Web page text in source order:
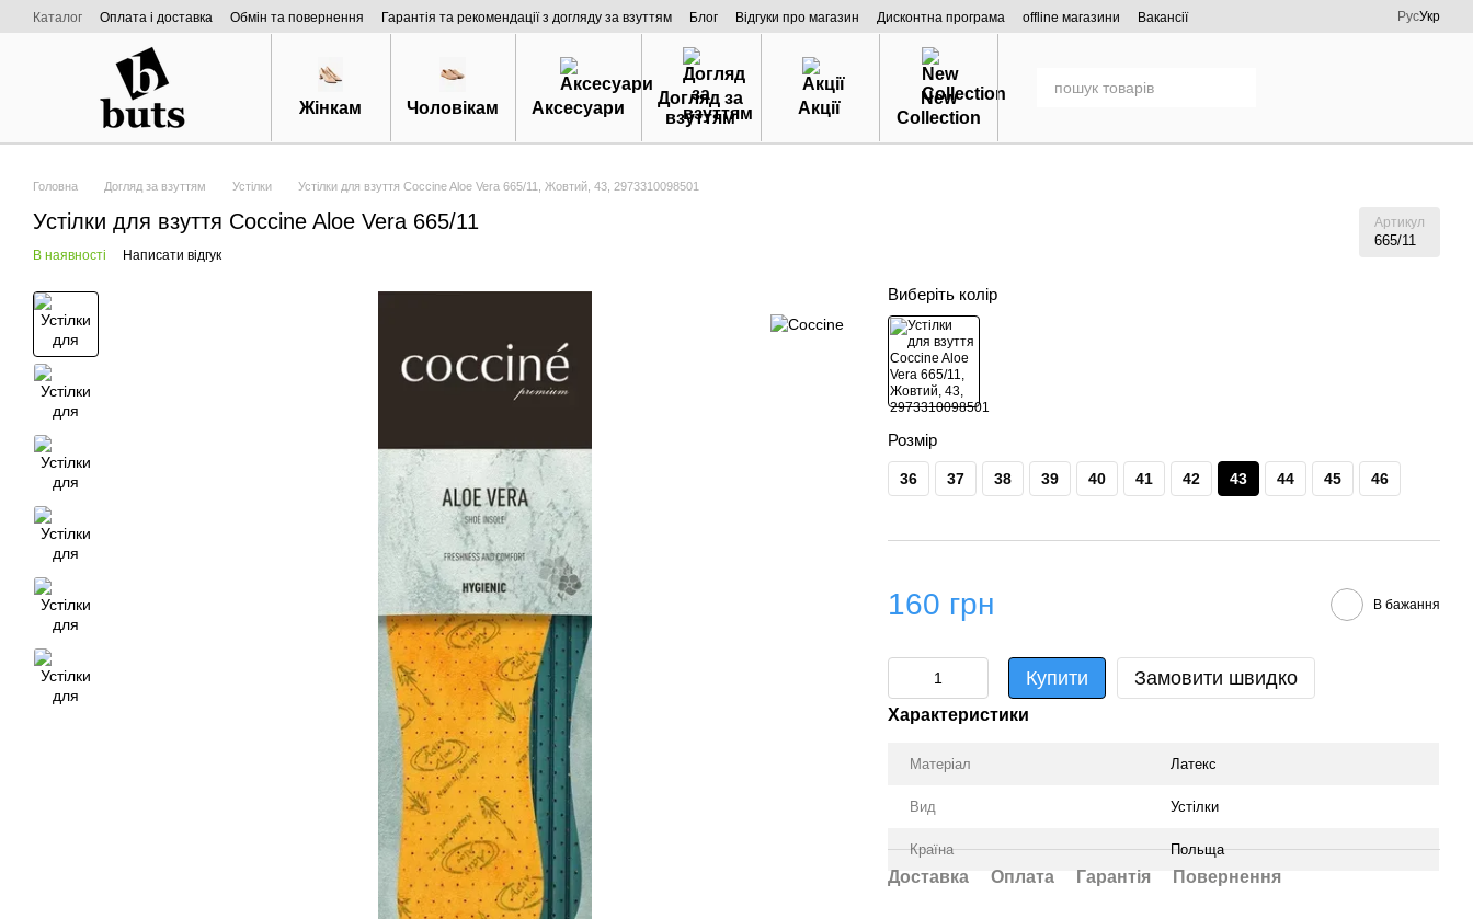
Перейти к основному контенту
Каталог Оплата і доставка Обмін та повернення Гарантія та рекомендації з догляду за взуттям Блог Відгуки про магазин Дисконтна програма offline магазини
Вакансії
Про нас
РусУкр
Жінкам Чоловікам Аксесуари
Догляд за
взуттям
Акції
New
Collection
Головна Догляд за взуттям Устілки Устілки для взуття Coccine Aloe Vera 665/11, Жовтий, 43, 2973310098501
Устілки для взуття Coccine Aloe Vera 665/11 Артикул
665/11
В наявності Написати відгук
Виберіть колір
Розмір
36 37 38 39 40 41 42 43 44 45 46
160 грн В бажання
Купити Замовити швидко
Характеристики
Матеріал Латекс
Вид Устілки
Країна Польща
Доставка Оплата Гарантія Повернення